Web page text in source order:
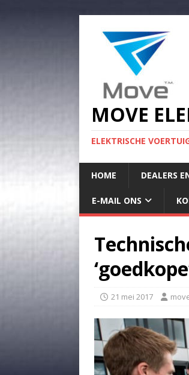
MOVE
ELEKTRISCHE
HOME DEALERS
E-MAIL ONS
21 mei 2017